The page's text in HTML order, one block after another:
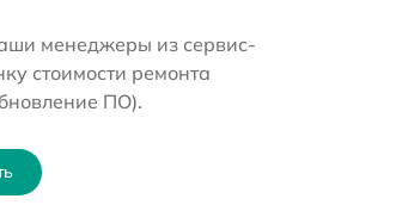
менеджеры из сервис-
стоимости ремонта
ПО).